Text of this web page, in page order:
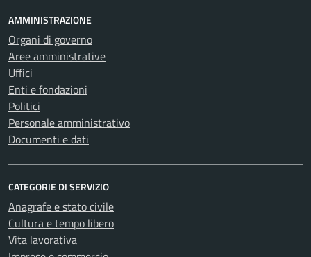
AMMINISTRAZIONE
Organi di governo
Aree amministrative
Uffici
Enti e fondazioni
Politici
Personale amministrativo
Documenti e dati
CATEGORIE DI SERVIZIO
Anagrafe e stato civile
Cultura e tempo libero
Vita lavorativa